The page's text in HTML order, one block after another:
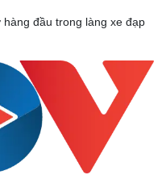
đầu trong làng xe đạp